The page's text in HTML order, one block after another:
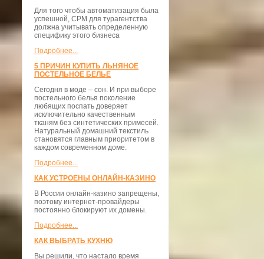
Для того чтобы автоматизация была
успешной, СРМ для турагентства
должна учитывать определенную
специфику этого бизнеса
Подробнее...
5 ПРИЧИН КУПИТЬ ЛЬНЯНОЕ
ПОСТЕЛЬНОЕ БЕЛЬЕ
Сегодня в моде – сон. И при выборе
постельного белья поколение
любящих поспать доверяет
исключительно качественным
тканям без синтетических примесей.
Натуральный домашний текстиль
становятся главным приоритетом в
каждом современном доме.
Подробнее...
КАК УСТРОЕНЫ ОНЛАЙН-КАЗИНО
В России онлайн-казино запрещены,
поэтому интернет-провайдеры
постоянно блокируют их домены.
Подробнее...
КАК ВЫБРАТЬ КУХНЮ
Вы решили, что настало время